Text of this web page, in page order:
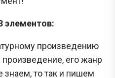
элементов:
произведению
его жанр
знаем, то так и пишем
заданий, которые они запомнили. До
публикация реальных заданий не